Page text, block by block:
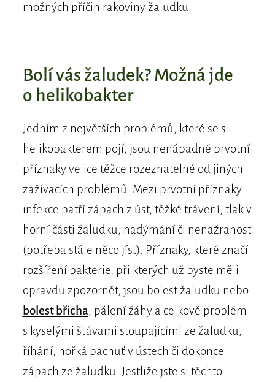
možných příčin rakoviny žaludku.
​Bolí vás žaludek? Možná jde
o helikobakter
Jedním z největších problémů, které se s
helikobakterem pojí, jsou nenápadné prvotní
příznaky velice těžce rozeznatelné od jiných
zažívacích problémů. Mezi prvotní příznaky
infekce patří zápach z úst, těžké trávení, tlak v
horní části žaludku, nadýmání či nenažranost
(potřeba stále něco jíst). Příznaky, které značí
rozšíření bakterie, při kterých už byste měli
opravdu zpozornět, jsou bolest žaludku nebo
bolest břicha, pálení žáhy a celkově problém
s kyselými šťávami stoupajícími ze žaludku,
říhání, hořká pachuť v ústech či dokonce
zápach ze žaludku. Jestliže jste si těchto